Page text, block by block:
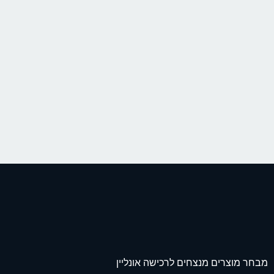
מבחר מוצרים מנצחים לרכישה אונליין